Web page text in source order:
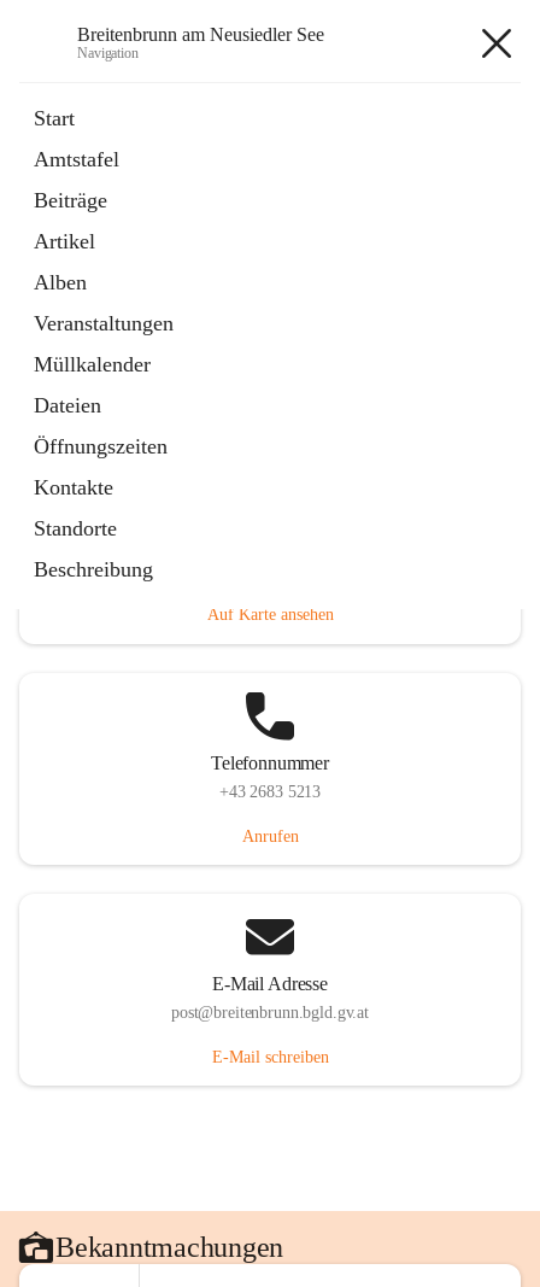
Breitenbrunn am Neusiedler See
Navigation
Start
Amtstafel
Beiträge
Artikel
Alben
Veranstaltungen
Müllkalender
Dateien
Öffnungszeiten
Kontakte
Standorte
Beschreibung
18 Schnellzugriffe
Gemeindeservice
Auf Karte ansehen
Telefonnummer
+43 2683 5213
Anrufen
E-Mail Adresse
post@breitenbrunn.bgld.gv.at
E-Mail schreiben
Bekanntmachungen